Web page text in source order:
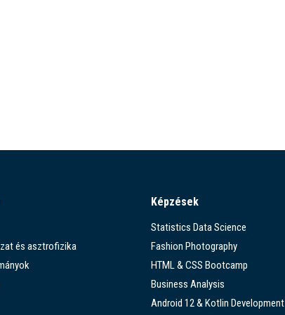
és asztrofizika
Képzések
Statistics Data Science
Fashion Photography
HTML & CSS Bootcamp
Business Analysis
Android 12 & Kotlin Development